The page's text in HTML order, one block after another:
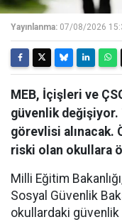
Yayınlanma: 07/08/2026
MEB, İçişleri ve
güvenlik değişiyor.
görevlisi alınacak.
riski olan okullara
Milli Eğitim
Sosyal Güvenlik
okullardaki